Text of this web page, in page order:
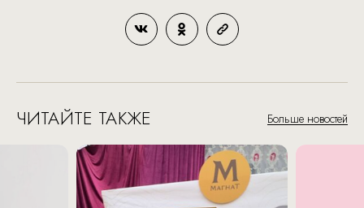
ЧИТАЙТЕ ТАКЖЕ Больше новостей